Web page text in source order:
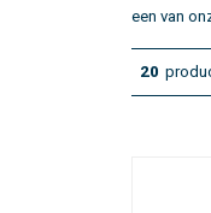
een van
20